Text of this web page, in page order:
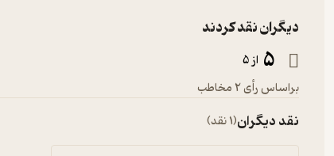
دیگران نقد کردند
5 از 5
براساس رأی 2 مخاطب
نقد دیگران(1 نقد)